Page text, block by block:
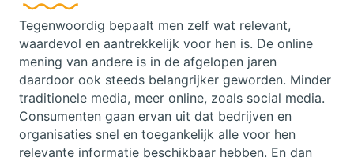
Tegenwoordig bepaalt men zelf wat relevant,
waardevol en aantrekkelijk voor hen is. De online
mening van andere is in de afgelopen jaren
daardoor ook steeds belangrijker geworden. Minder
traditionele media, meer online, zoals social media.
Consumenten gaan ervan uit dat bedrijven en
organisaties snel en toegankelijk alle voor hen
relevante informatie beschikbaar hebben. En dan